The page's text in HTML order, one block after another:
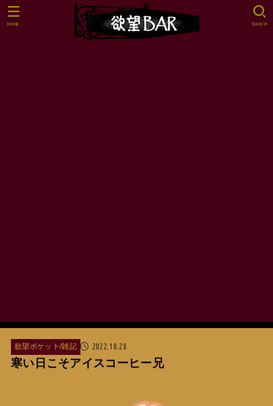
SEARCH
MENU
欲望ポケット/雑記 2022.10.28
寒い日こそアイスコーヒー兄